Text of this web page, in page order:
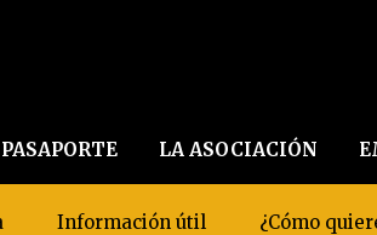
PASAPORTE LA ASOCIACIÓN
Información útil ¿Cómo